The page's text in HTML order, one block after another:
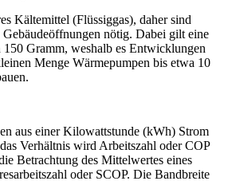
Kältemittel (Flüssiggas), daher sind
nötig. Dabei gilt eine
150 Gramm, weshalb es Entwicklungen
Menge Wärmepumpen bis etwa 10
aus einer Kilowattstunde (kWh) Strom
Verhältnis wird Arbeitszahl oder COP
Betrachtung des Mittelwertes eines
oder SCOP. Die Bandbreite